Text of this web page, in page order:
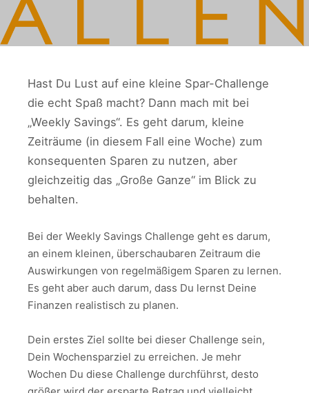
Hast Du Lust auf eine kleine Spar-Challenge
die echt Spaß macht? Dann mach mit bei
„Weekly Savings“. Es geht darum, kleine
Zeiträume (in diesem Fall eine Woche) zum
konsequenten Sparen zu nutzen, aber
gleichzeitig das „Große Ganze“ im Blick zu
behalten.
Bei der Weekly Savings Challenge geht es darum,
an einem kleinen, überschaubaren Zeitraum die
Auswirkungen von regelmäßigem Sparen zu lernen.
Es geht aber auch darum, dass Du lernst Deine
Finanzen realistisch zu planen.
Dein erstes Ziel sollte bei dieser Challenge sein,
Dein Wochensparziel zu erreichen. Je mehr
Wochen Du diese Challenge durchführst, desto